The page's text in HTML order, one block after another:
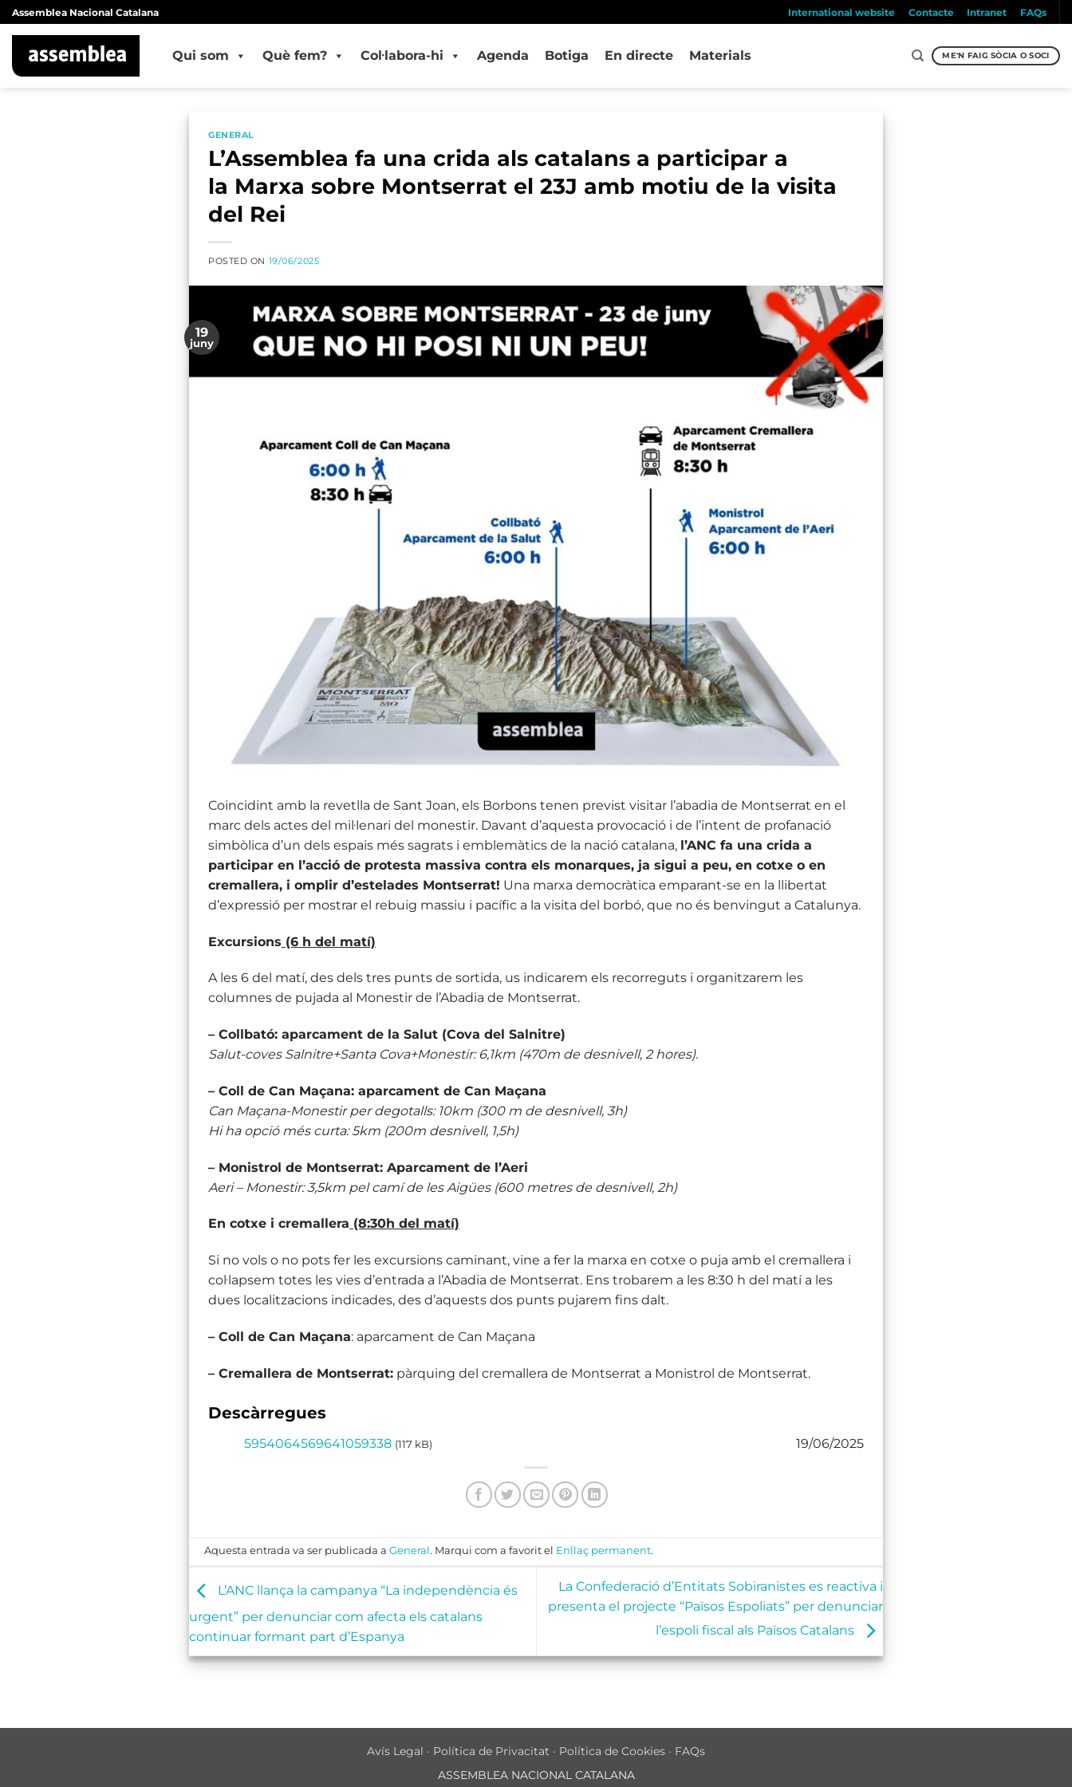
Skip
to
content
Assemblea Nacional Catalana International website Contacte Intranet FAQs
Qui som Què fem? Col·labora-hi Agenda Botiga En directe Materials ME'N FAIG SÒCIA O SOCI
GENERAL
L’Assemblea fa una crida als catalans a participar a
la Marxa sobre Montserrat el 23J amb motiu de la visita
del Rei
POSTED ON 19/06/2025
19
juny
Coincidint amb la revetlla de Sant Joan, els Borbons tenen previst visitar l’abadia de Montserrat en el
marc dels actes del mil·lenari del monestir. Davant d’aquesta provocació i de l’intent de profanació
simbòlica d’un dels espais més sagrats i emblemàtics de la nació catalana, l’ANC fa una crida a
participar en l’acció de protesta massiva contra els monarques, ja sigui a peu, en cotxe o en
cremallera, i omplir d’estelades Montserrat! Una marxa democràtica emparant-se en la llibertat
d’expressió per mostrar el rebuig massiu i pacífic a la visita del borbó, que no és benvingut a Catalunya.
Excursions (6 h del matí)
A les 6 del matí, des dels tres punts de sortida, us indicarem els recorreguts i organitzarem les
columnes de pujada al Monestir de l’Abadia de Montserrat.
– Collbató: aparcament de la Salut (Cova del Salnitre)
Salut-coves Salnitre+Santa Cova+Monestir: 6,1km (470m de desnivell, 2 hores).
– Coll de Can Maçana: aparcament de Can Maçana
Can Maçana-Monestir per degotalls: 10km (300 m de desnivell, 3h)
Hi ha opció més curta: 5km (200m desnivell, 1,5h)
– Monistrol de Montserrat: Aparcament de l’Aeri
Aeri – Monestir: 3,5km pel camí de les Aigües (600 metres de desnivell, 2h)
En cotxe i cremallera (8:30h del matí)
Si no vols o no pots fer les excursions caminant, vine a fer la marxa en cotxe o puja amb el cremallera i
col·lapsem totes les vies d’entrada a l’Abadia de Montserrat. Ens trobarem a les 8:30 h del matí a les
dues localitzacions indicades, des d’aquests dos punts pujarem fins dalt.
– Coll de Can Maçana: aparcament de Can Maçana
– Cremallera de Montserrat: pàrquing del cremallera de Montserrat a Monistrol de Montserrat.
Descàrregues
5954064569641059338 (117 kB) 19/06/2025
Aquesta entrada va ser publicada aGeneral. Marqui com a favorit el Enllaç permanent.
L’ANC llança la campanya “La independència és
urgent” per denunciar com afecta els catalans
continuar formant part d’Espanya
La Confederació d’Entitats Sobiranistes es reactiva i
presenta el projecte “Països Espoliats” per denunciar
l’espoli fiscal als Països Catalans
Avís Legal · Política de Privacitat · Política de Cookies · FAQs
ASSEMBLEA NACIONAL CATALANA